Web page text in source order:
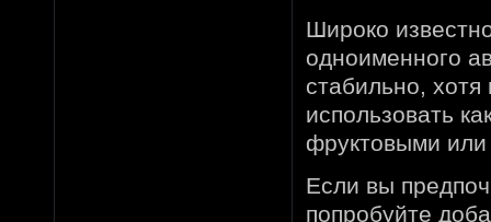
Широко
одноименного
стабильно,
использовать
фруктовыми
Если вы
попробуйте